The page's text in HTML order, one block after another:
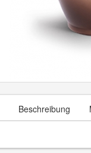
Beschreibung